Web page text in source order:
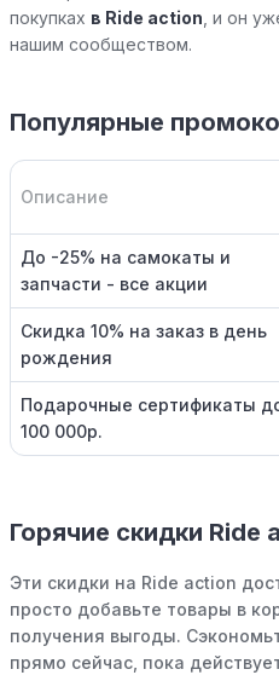
покупках в Ride action , и он
нашим сообществом.
Популярные
Описание
До -25% на самокаты и
запчасти - все акции
Скидка 10% на заказ в день
рождения
Подарочные сертификаты
100 000р.
Горячие скидки Ride
Эти скидки на Ride action
просто добавьте товары в
получения выгоды.
прямо сейчас, пока